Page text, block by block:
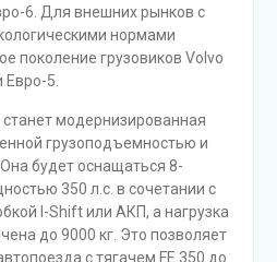
6. Для внешних рынков с
нормами
поколение грузовиков Volvo
Евро-5.
станет модернизированная
грузоподъемностью и
будет оснащаться 8-
350 л.с. в сочетании с
I-Shift или АКП, а нагрузка
до 9000 кг. Это позволяет
с тягачем FE 350 до